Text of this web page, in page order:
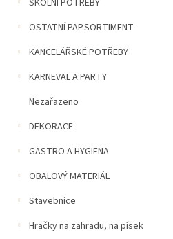
p
a
e
ŠKOLNÍ POTŘEBY
OSTATNÍ PAP.SORTIMENT
KANCELÁŘSKÉ POTŘEBY
KARNEVAL A PARTY
Nezařazeno
DEKORACE
GASTRO A HYGIENA
OBALOVÝ MATERIÁL
Stavebnice
Hračky na zahradu, na písek